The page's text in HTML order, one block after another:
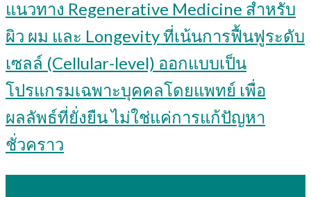
แนวทาง Regenerative Medicine สำหรับ
ผิว ผม และ Longevity ที่เน้นการฟื้นฟูระดับ
เซลล์ (Cellular-level) ออกแบบเป็น
โปรแกรมเฉพาะบุคคลโดยแพทย์ เพื่อ
ผลลัพธ์ที่ยั่งยืน ไม่ใช่แค่การแก้ปัญหา
ชั่วคราว